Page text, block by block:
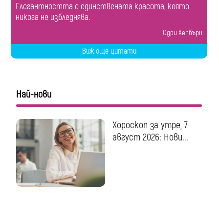
Елегантността е единствената красота, която
никога не избледнява.
Одри Хепбърн
Виж още цитати
Най-нови
Хороскоп за утре, 7
август 2026: Нови...